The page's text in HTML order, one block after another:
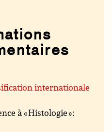
internationale
à « Histologie » :